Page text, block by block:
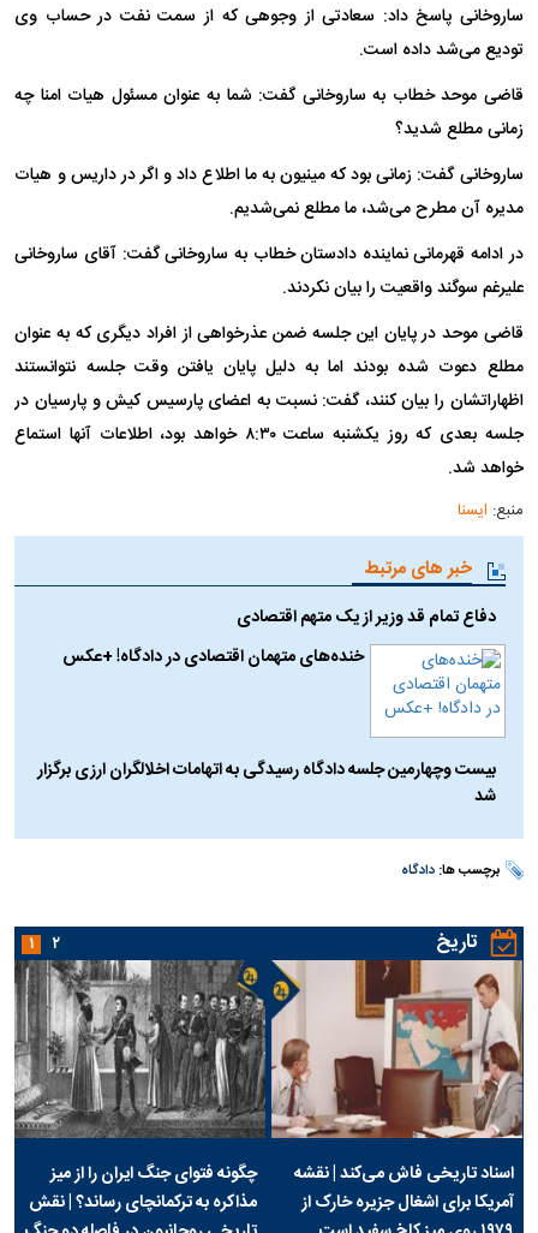
ساروخانی پاسخ داد: سعادتی از وجوهی که از سمت نفت در حساب وی
تودیع می‌شد داده است.
قاضی موحد خطاب به ساروخانی گفت: شما به عنوان مسئول هیات امنا چه
زمانی مطلع شدید؟
ساروخانی گفت: زمانی بود که مینیون به ما اطلاع داد و اگر در داریس و هیات
مدیره آن مطرح می‌شد، ما مطلع نمی‌شدیم.
در ادامه قهرمانی نماینده دادستان خطاب به ساروخانی گفت: آقای ساروخانی
علیرغم سوگند واقعیت را بیان نکردند.
قاضی موحد در پایان این جلسه ضمن عذرخواهی از افراد دیگری که به عنوان
مطلع دعوت شده بودند اما به دلیل پایان یافتن وقت جلسه نتوانستند
اظهاراتشان را بیان کنند، گفت: نسبت به اعضای پارسیس کیش و پارسیان در
جلسه بعدی که روز یکشنبه ساعت ۸:۳۰ خواهد بود، اطلاعات آنها استماع
خواهد شد.
منبع: ایسنا
خبر های مرتبط
دفاع تمام قد وزیر از یک متهم اقتصادی
خنده‌های متهمان اقتصادی در دادگاه! +عکس
بیست وچهارمین جلسه دادگاه رسیدگی به اتهامات اخلالگران ارزی برگزار
شد
برچسب ها:دادگاه
تاریخ
اسناد تاریخی فاش می‌کند | نقشه
آمریکا برای اشغال جزیره خارک از
چگونه فتوای جنگ ایران را از میز
مذاکره به ترکمانچای رساند؟ | نقش
۱ ۲